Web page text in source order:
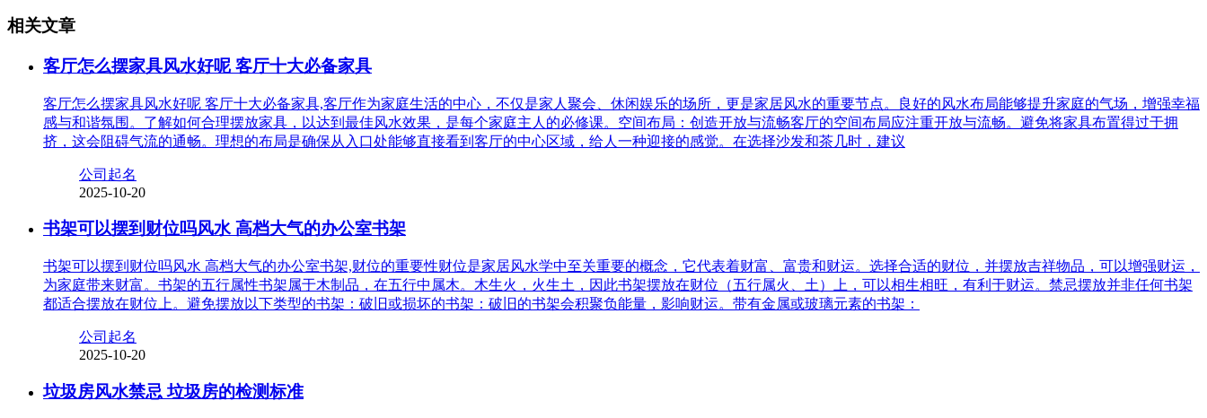
相关文章
客厅怎么摆家具风水好呢 客厅十大必备家具
客厅怎么摆家具风水好呢 客厅十大必备家具,客厅作为家庭生活的中心，不仅是家人聚会、休闲娱乐的场所，更是家居风水的重要节点。良好的风水布局能够提升家庭的气场，增强幸福
感与和谐氛围。了解如何合理摆放家具，以达到最佳风水效果，是每个家庭主人的必修课。空间布局：创造开放与流畅客厅的空间布局应注重开放与流畅。避免将家具布置得过于拥
挤，这会阻碍气流的通畅。理想的布局是确保从入口处能够直接看到客厅的中心区域，给人一种迎接的感觉。在选择沙发和茶几时，建议
公司起名
2025-10-20
书架可以摆到财位吗风水 高档大气的办公室书架
书架可以摆到财位吗风水 高档大气的办公室书架,财位的重要性财位是家居风水学中至关重要的概念，它代表着财富、富贵和财运。选择合适的财位，并摆放吉祥物品，可以增强财运，
为家庭带来财富。书架的五行属性书架属于木制品，在五行中属木。木生火，火生土，因此书架摆放在财位（五行属火、土）上，可以相生相旺，有利于财运。禁忌摆放并非任何书架
都适合摆放在财位上。避免摆放以下类型的书架：破旧或损坏的书架：破旧的书架会积聚负能量，影响财运。带有金属或玻璃元素的书架：
公司起名
2025-10-20
垃圾房风水禁忌 垃圾房的检测标准